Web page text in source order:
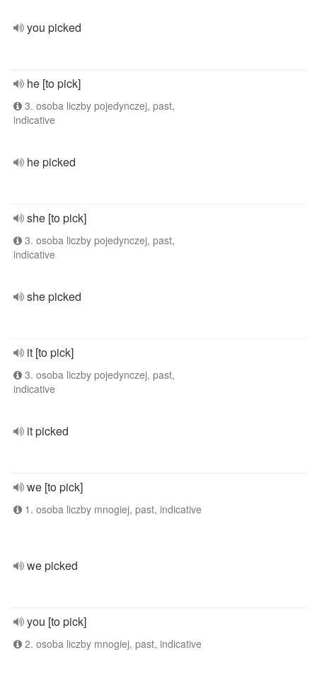
you picked
he [to pick]
3. osoba liczby pojedynczej, past,
indicative
he picked
she [to pick]
3. osoba liczby pojedynczej, past,
indicative
she picked
it [to pick]
3. osoba liczby pojedynczej, past,
indicative
it picked
we [to pick]
1. osoba liczby mnogiej, past, indicative
we picked
you [to pick]
2. osoba liczby mnogiej, past, indicative